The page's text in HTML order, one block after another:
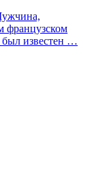
французском
был известен …